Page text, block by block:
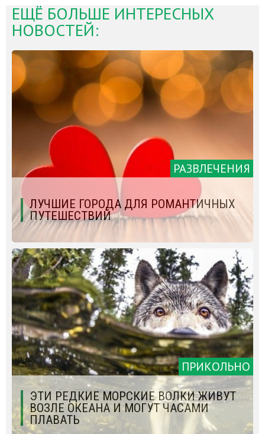
ЕЩЁ БОЛЬШЕ ИНТЕРЕСНЫХ
НОВОСТЕЙ:
РАЗВЛЕЧЕНИЯ
ЛУЧШИЕ ГОРОДА ДЛЯ РОМАНТИЧНЫХ
ПУТЕШЕСТВИЙ
ПРИКОЛЬНО
ЭТИ РЕДКИЕ МОРСКИЕ ВОЛКИ ЖИВУТ
ВОЗЛЕ ОКЕАНА И МОГУТ ЧАСАМИ
ПЛАВАТЬ